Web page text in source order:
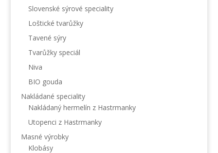
Slovenské sýrové speciality
Loštické tvarůžky
Tavené sýry
Tvarůžky speciál
Niva
BIO gouda
Nakládané speciality
Nakládaný hermelín z Hastrmanky
Utopenci z Hastrmanky
Masné výrobky
Klobásy